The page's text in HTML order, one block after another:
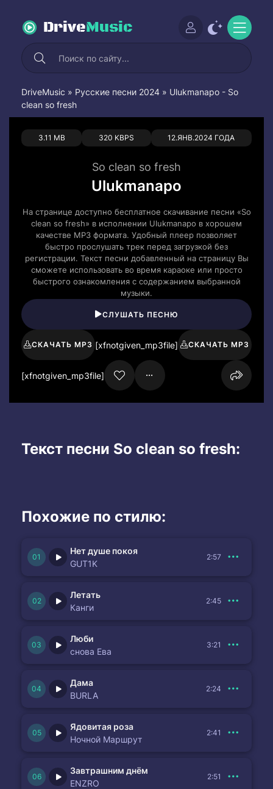
DriveMusic
DriveMusic » Русские песни 2024 » Ulukmanapo - So
clean so fresh
3.11 MB 320 KBPS 12.ЯНВ.2024 ГОДА
0 0
So clean so fresh
Ulukmanapo
На странице доступно бесплатное скачивание песни «So
clean so fresh» в исполнении Ulukmanapo в хорошем
качестве MP3 формата. Удобный плеер позволяет
быстро прослушать трек перед загрузкой без
регистрации. Текст песни добавленный на страницу Вы
сможете использовать во время караоке или просто
быстрого ознакомления с содержанием выбранной
музыки.
СЛУШАТЬ ПЕСНЮ
СКАЧАТЬ MP3 [xfnotgiven_mp3file] СКАЧАТЬ MP3
[xfnotgiven_mp3file]
Текст песни So clean so fresh:
Похожие по стилю:
Нет душе покоя
GUT1K
2:57
Летать
Канги
2:45
Люби
снова Ева
3:21
Дама
BURLA
2:24
Ядовитая роза
Ночной Маршрут
2:41
Завтрашним днём
ENZRO
2:51